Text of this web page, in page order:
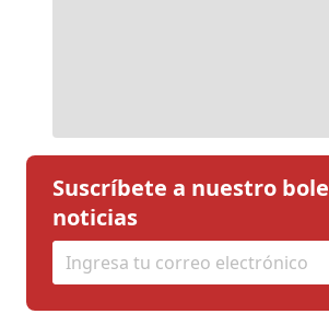
Suscríbete a nuestro
noticias